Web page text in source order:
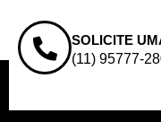
SOLICITE
(11) 95777-